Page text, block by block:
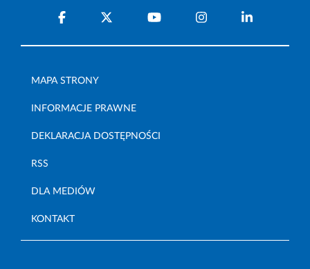
MAPA STRONY
INFORMACJE PRAWNE
DEKLARACJA DOSTĘPNOŚCI
RSS
DLA MEDIÓW
KONTAKT